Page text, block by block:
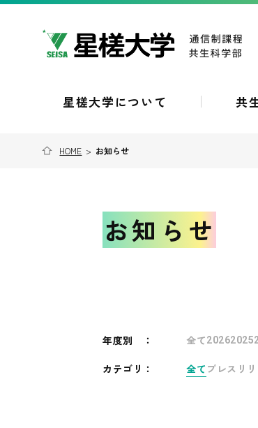
星槎大学について 共
HOME > お知らせ
お知らせ
年度別 ： 全て20262025
カテゴリ： 全て プレスリ